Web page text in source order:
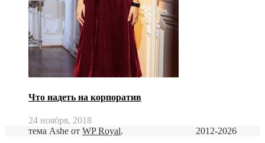
Что надеть на корпоратив
24 ноября, 2018
2012-2026
тема Ashe от WP Royal.